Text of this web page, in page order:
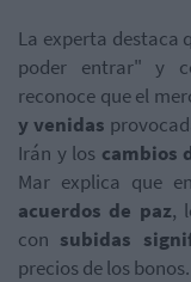
La experta destaca
poder entrar" y
reconoce que el
y venidas
Irán y los cambios
Mar explica que
acuerdos de paz,
con subidas
precios de los bonos.